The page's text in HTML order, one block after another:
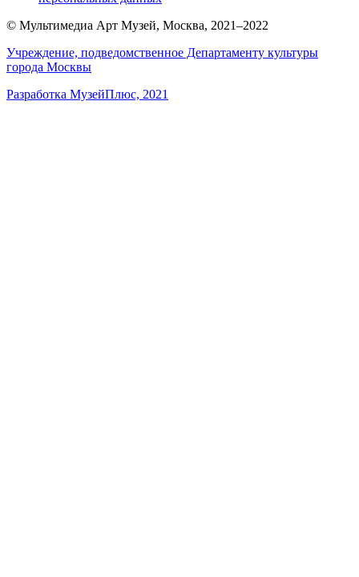
© Мультимедиа Арт Музей, Москва, 2021–2022
Учреждение, подведомственное Департаменту культуры
города Москвы
Разработка МузейПлюс, 2021